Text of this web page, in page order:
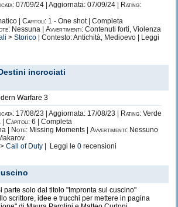
07/09/24 | Aggiornata: 07/09/24 |
Rating:
| Capitoli: 1 - One shot | Completa
Nessuna | Avvertimenti: Contenuti forti, Violenza
> Storico | Contesto: Antichità, Medioevo | Leggi
incrociati
Warfare 3
17/08/23 | Aggiornata: 17/08/23 | Rating: Verde
Capitoli: 6 | Completa
|
Note: Missing Moments | Avvertimenti: Nessuno
> Call of Duty | Leggi le 0 recensioni
parte solo dal titolo "Impronta sul cuscino"
scrittore, idee e trucchi per mettere in pagina